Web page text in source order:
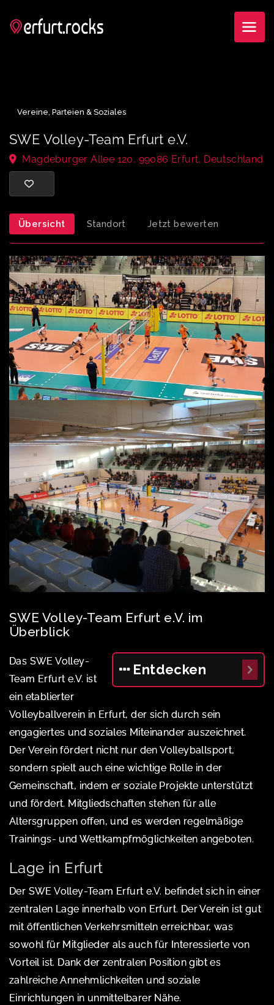
SWE Volley-Team Erfurt e.V.
Magdeburger Allee 120, 99086 Erfurt,
Übersicht Standort Jetzt bewerten
SWE Volley-Team Erfurt e.V. im
Überblick
Entdecken
Das SWE Volley-
Team Erfurt e.V. ist
ein etablierter
Volleyballverein in Erfurt, der sich durch sein
engagiertes und soziales Miteinander auszeichnet.
Der Verein fördert nicht nur den Volleyballsport,
sondern spielt auch eine wichtige Rolle in der
Gemeinschaft, indem er soziale Projekte unterstützt
und fördert. Mitgliedschaften stehen für alle
Altersgruppen offen, und es werden regelmäßige
Trainings- und Wettkampfmöglichkeiten angeboten.
Lage in Erfurt
Der SWE Volley-Team Erfurt e.V. befindet sich in einer
zentralen Lage innerhalb von Erfurt. Der Verein ist gut
mit öffentlichen Verkehrsmitteln erreichbar, was
sowohl für Mitglieder als auch für Interessierte von
Vorteil ist. Dank der zentralen Position gibt es
zahlreiche Annehmlichkeiten und soziale
Einrichtungen in unmittelbarer Nähe.